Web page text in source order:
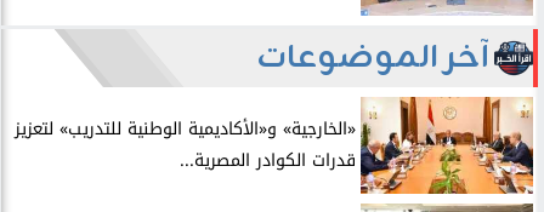
آخر الموضوعات
​«الخارجية» و«الأكاديمية الوطنية للتدريب» لتعزيز
قدرات الكوادر المصرية...